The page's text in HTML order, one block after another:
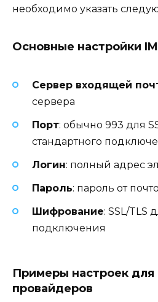
необходимо указать
Основные настройки
Сервер входящей
сервера
Порт: обычно 993 для
стандартного
Логин: полный адрес
Пароль: пароль от
Шифрование: SSL/TLS
подключения
Примеры настроек для
провайдеров